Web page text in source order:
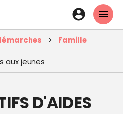
contenu
principal
En-
tête
-
Famille
aux jeunes
D'AIDES